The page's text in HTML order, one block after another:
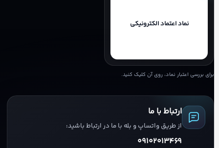
نماد اعتماد الکترونیکی
برای بررسی اعتبار نماد، روی آن کلیک کنید.
ارتباط با ما
از طریق واتساپ و بله با ما در ارتباط باشید:
09102013469